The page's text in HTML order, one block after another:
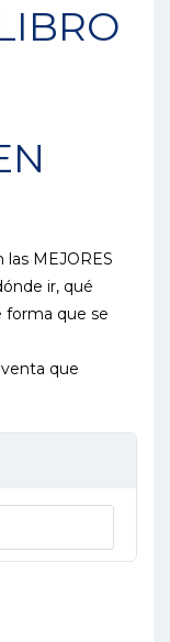
MEJORES
ir, qué
forma que se
que